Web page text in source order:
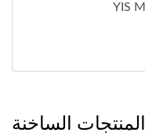
المنتجات الساخنة